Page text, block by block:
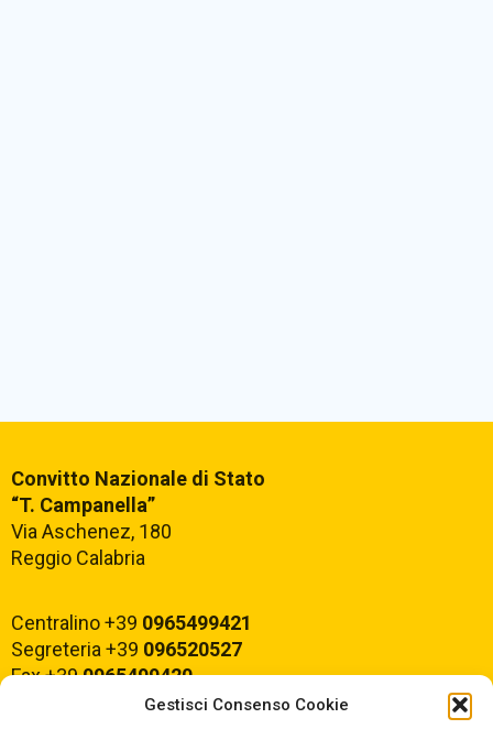
Gestisci Consenso Cookie
Convitto Nazionale di Stato
“T. Campanella”
Via Aschenez, 180
Reggio Calabria
Centralino +39 0965499421
Segreteria +39 096520527
Fax +390965499420